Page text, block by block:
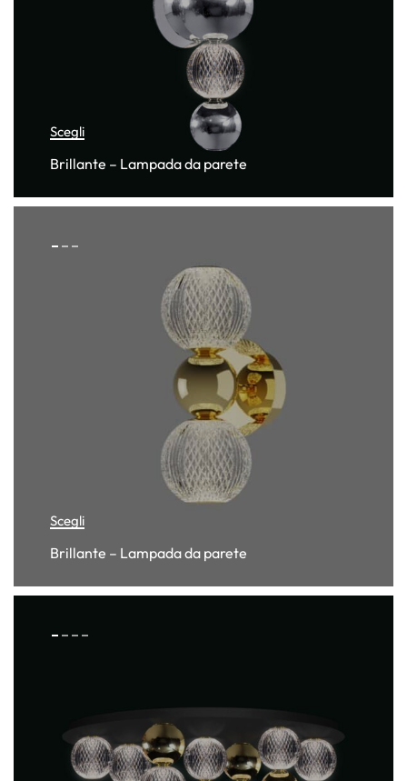
Scegli
Brillante – Lampada da parete
Scegli
Brillante – Lampada da parete